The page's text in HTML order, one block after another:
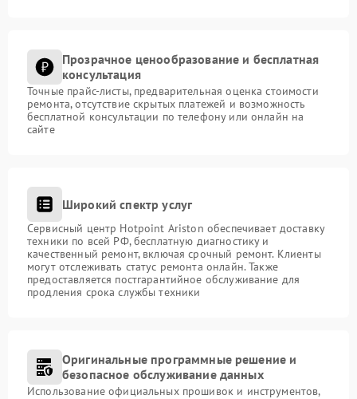
Прозрачное ценообразование и бесплатная
консультация
Точные прайс-листы, предварительная оценка стоимости
ремонта, отсутствие скрытых платежей и возможность
бесплатной консультации по телефону или онлайн на
сайте
Широкий спектр услуг
Сервисный центр Hotpoint Ariston обеспечивает доставку
техники по всей РФ, бесплатную диагностику и
качественный ремонт, включая срочный ремонт. Клиенты
могут отслеживать статус ремонта онлайн. Также
предоставляется постгарантийное обслуживание для
продления срока службы техники
Оригинальные программные решение и
безопасное обслуживание данных
Использование официальных прошивок и инструментов,